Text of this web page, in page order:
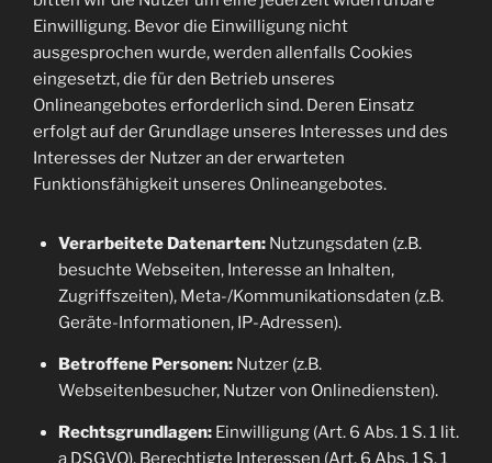
Einwilligung. Bevor die Einwilligung nicht
ausgesprochen wurde, werden allenfalls Cookies
eingesetzt, die für den Betrieb unseres
Onlineangebotes erforderlich sind. Deren Einsatz
erfolgt auf der Grundlage unseres Interesses und des
Interesses der Nutzer an der erwarteten
Funktionsfähigkeit unseres Onlineangebotes.
Verarbeitete Datenarten:Nutzungsdaten (z.B.
besuchte Webseiten, Interesse an Inhalten,
Zugriffszeiten), Meta-/Kommunikationsdaten (z.B.
Geräte-Informationen, IP-Adressen).
Betroffene Personen:Nutzer (z.B.
Webseitenbesucher, Nutzer von Onlinediensten).
Rechtsgrundlagen:Einwilligung (Art. 6 Abs. 1 S. 1 lit.
a DSGVO), Berechtigte Interessen (Art. 6 Abs. 1 S. 1